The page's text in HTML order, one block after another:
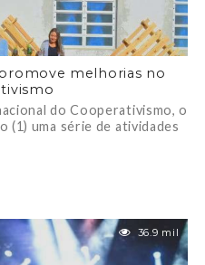
melhorias no
do Cooperativismo, o
(1) uma série de atividades
36.9 mil